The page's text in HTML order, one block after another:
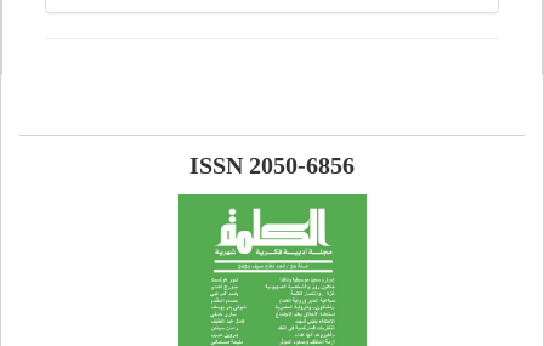
ISSN 2050-6856